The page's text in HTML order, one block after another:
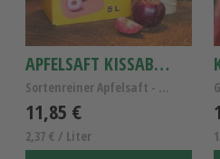
APFELSAFT KISSABEL ROUGE 5L
Sortenreiner Apfelsaft - Kissabel Rouge Rotfleisch...
11,85 €
2,37 € / Liter